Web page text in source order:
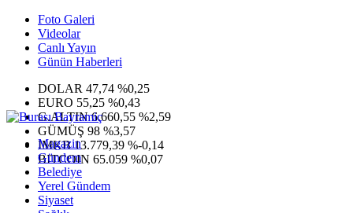
Foto Galeri
Videolar
Canlı Yayın
Günün Haberleri
DOLAR 47,74 %0,25
EURO 55,25 %0,43
G.ALTIN6.660,55 %2,59
GÜMÜŞ 98 %3,57
IMKB13.779,39 %-0,14
BITCOIN 65.059 %0,07
Magazin
Gündem
Belediye
Yerel Gündem
Siyaset